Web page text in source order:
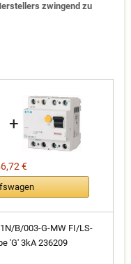
zwingend zu
+
€
B/003-G-MW FI/LS-
'G' 3kA 236209